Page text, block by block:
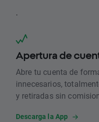
.
Apertura de
Abre tu cuenta de
innecesarios,
y retiradas sin
Descarga la App